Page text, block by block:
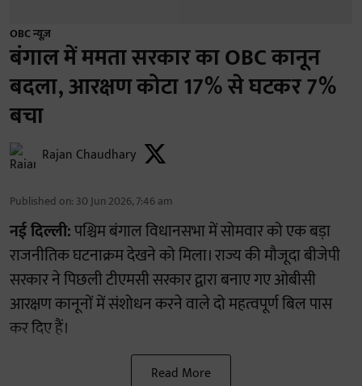
OBC न्यूज़
बंगाल में ममता सरकार का OBC कानून
बदला, आरक्षण कोटा 17% से घटकर 7%
बचा
Rajan Chaudhary
Published on: 30 Jun 2026, 7:46 am
नई दिल्ली:पश्चिम बंगाल विधानसभा में सोमवार को एक बड़ा
राजनीतिक घटनाक्रम देखने को मिला। राज्य की मौजूदा बीजेपी
सरकार ने पिछली टीएमसी सरकार द्वारा बनाए गए ओबीसी
आरक्षण कानूनों में संशोधन करने वाले दो महत्वपूर्ण बिल पास
कर दिए हैं।
Read More